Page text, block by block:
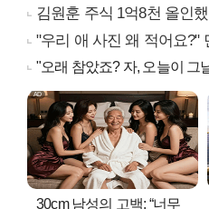
김원훈 주식 1억8천 올인
"우리 애 사진 왜 적어요
"오래 참았죠? 자, 오늘이 그
30cm 남성의 고백: “너무